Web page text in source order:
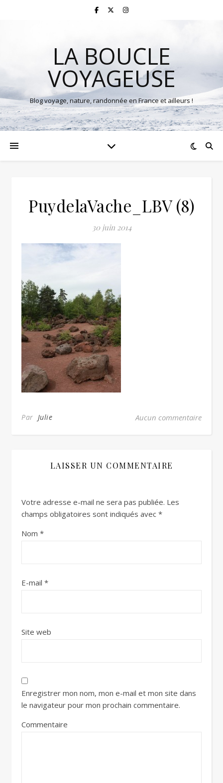
LA BOUCLE
VOYAGEUSE
Blog voyage, nature, randonnée en France et ailleurs !
PuydelaVache_LBV (8)
30 juin 2014
Par Julie Aucun commentaire
LAISSER UN COMMENTAIRE
Votre adresse e-mail ne sera pas publiée. Les
champs obligatoires sont indiqués avec *
Nom *
E-mail *
Site web
Enregistrer mon nom, mon e-mail et mon site dans
le navigateur pour mon prochain commentaire.
Commentaire